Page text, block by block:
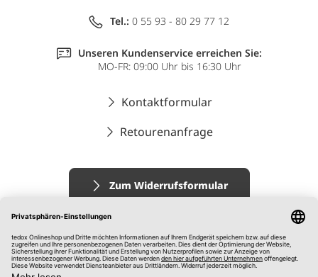
Tel.: 0 55 93 - 80 29 77 12
Unseren Kundenservice erreichen Sie:
MO-FR: 09:00 Uhr bis 16:30 Uhr
Kontaktformular
Retourenanfrage
Zum Widerrufsformular
Impressum
AGB